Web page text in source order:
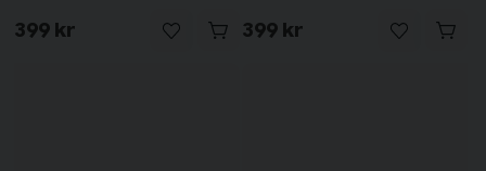
399 kr 399 kr